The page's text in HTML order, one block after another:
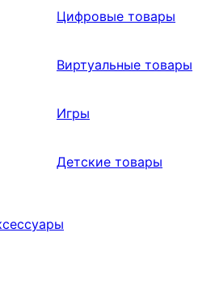
Цифровые товары
Виртуальные товары
Игры
Детские товары